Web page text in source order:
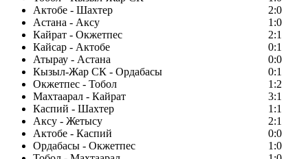
Актобе - Шахтер
2:0
Астана - Аксу
1:0
Кайрат - Окжетпес
2:1
Кайсар - Актобе
0:1
Атырау - Астана
0:0
Кызыл-Жар СК - Ордабасы
0:1
Окжетпес - Тобол
1:2
Махтаарал - Кайрат
3:1
Каспий - Шахтер
1:1
Аксу - Жетысу
2:1
Актобе - Каспий
0:0
Ордабасы - Окжетпес
1:0